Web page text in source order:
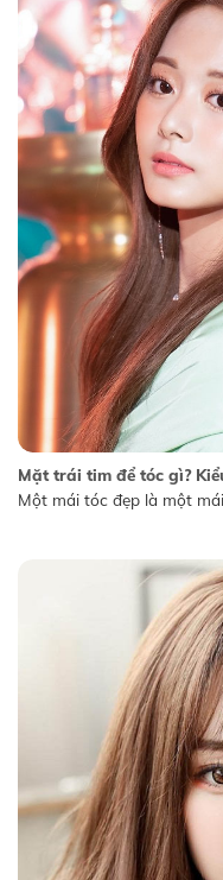
Mặt trái tim để tóc gì?
Một mái tóc đẹp là một